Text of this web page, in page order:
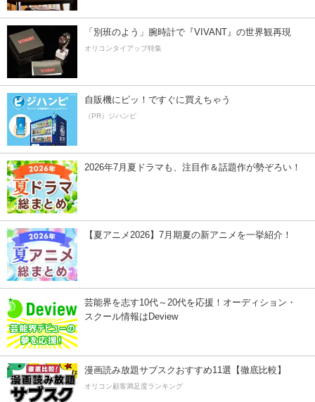
「別班のよう」腕時計で『VIVANT』の世界観再現
オリコンタイアップ特集
自販機にピッ！ですぐに買えちゃう
（PR）ジハンピ
2026年7月夏ドラマも、注目作＆話題作が勢ぞろい！
【夏アニメ2026】7月期夏の新アニメを一挙紹介！
芸能界を志す10代～20代を応援！オーディション・
スクール情報はDeview
漫画読み放題サブスクおすすめ11選【徹底比較】
オリコン顧客満足度ランキング